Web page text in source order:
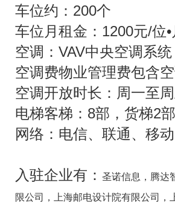
车位约：200个
车位月租金：1200元/位•
空调：VAV中央空调系统
空调费物业管理费包含
空调开放时长：周一至
电梯客梯：8部，货梯2部
网络：电信、联通、移动
入驻企业有： 圣诺信息，腾达
限公司，上海邮电设计院有限公司